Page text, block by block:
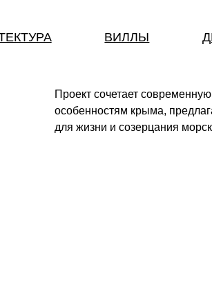
ДИЗАЙН
ВИЛЛЫ
особенностям крыма, предлагая комфортное
для жизни и созерцания морских пейзажей.